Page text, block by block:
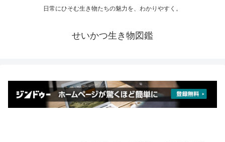
日常にひそむ生き物たちの魅力を、わかりやすく。
せいかつ生き物図鑑